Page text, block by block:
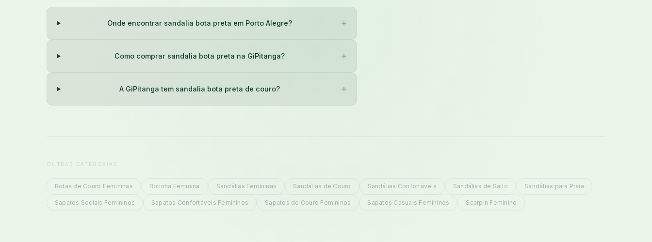
Onde encontrar sandalia bota preta em Porto Alegre? +
Como comprar sandalia bota preta na GiPitanga? +
A GiPitanga tem sandalia bota preta de couro? +
OUTRAS CATEGORIAS
Botas de Couro Femininas Botinha Feminina Sandálias Femininas Sandálias de Couro Sandálias Confortáveis Sandálias de Salto Sandálias para Praia
Sapatos Sociais Femininos Sapatos Confortáveis Femininos Sapatos de Couro Femininos Sapatos Casuais Femininos Scarpin Feminino